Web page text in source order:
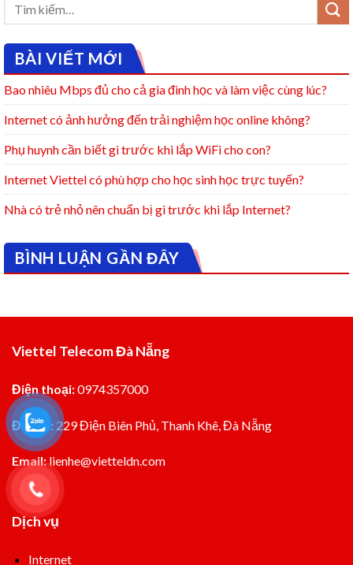
BÀI VIẾT MỚI
Bao nhiêu Mbps đủ cho cả gia đình học và làm việc cùng lúc?
Internet có ảnh hưởng đến trải nghiệm học online không?
Phụ huynh cần biết gì trước khi lắp WiFi cho con?
Internet Viettel có phù hợp cho học sinh học trực tuyến?
Nhà có trẻ nhỏ nên chuẩn bị gì trước khi lắp Internet?
BÌNH LUẬN GẦN ĐÂY
Viettel Telecom Đà Nẵng
Điện thoại:0974357000
Đia chỉ: 229 Điện Biên Phủ, Thanh Khê, Đà Nẵng
Email:lienhe@vietteldn.com
Dịch vụ
Internet